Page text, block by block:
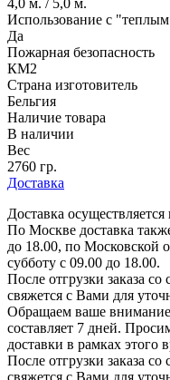
Использование с
Да
Пожарная безопасность
КМ2
Страна изготовитель
Бельгия
Наличие товара
В наличии
Вес
2760 гр.
Доставка
Доставка
По Москве доставка
до 18.00, по Московской
субботу с 09.00 до 18.00.
После отгрузки заказа
свяжется с Вами для
Обращаем ваше внимание:
составляет 7 дней.
доставки в рамках этого
После отгрузки заказа
свяжется с Вами для